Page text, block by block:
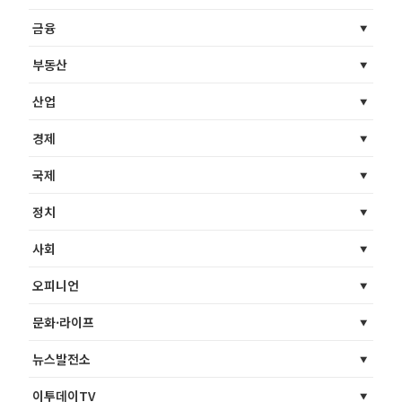
금융
부동산
산업
경제
국제
정치
사회
오피니언
문화·라이프
뉴스발전소
이투데이TV